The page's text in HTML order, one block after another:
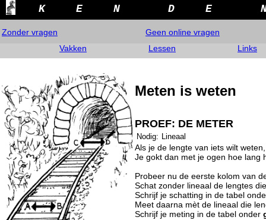
K E N D E
Zonder vragen
Geen online vragen
Vakken
Lessen Links
Meten is weten
PROEF: DE METER
Nodig: Lineaal
Als je de lengte van iets wilt
Je gokt dan met je ogen hoe lang
Probeer nu de eerste kolom van
Schat zonder lineaal de lengtes
Schrijf je schatting in de tabel
Meet daarna mèt de lineaal die
Schrijf je meting in de tabel onder